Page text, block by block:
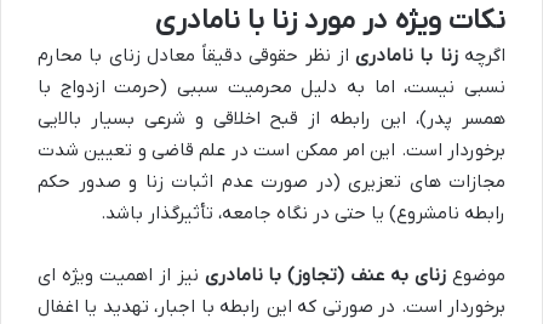
نکات ویژه در مورد زنا با نامادری
اگرچهزنا با نامادریاز نظر حقوقی دقیقاً معادل زنای با محارم
نسبی نیست، اما به دلیل محرمیت سببی (حرمت ازدواج با
همسر پدر)، این رابطه از قبح اخلاقی و شرعی بسیار بالایی
برخوردار است. این امر ممکن است در علم قاضی و تعیین شدت
مجازات های تعزیری (در صورت عدم اثبات زنا و صدور حکم
رابطه نامشروع) یا حتی در نگاه جامعه، تأثیرگذار باشد.
موضوع زنای به عنف (تجاوز) با نامادری نیز از اهمیت ویژه ای
برخوردار است. در صورتی که این رابطه با اجبار، تهدید یا اغفال